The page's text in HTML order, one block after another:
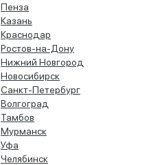
Пенза
Казань
Краснодар
Ростов-на-Дону
Нижний Новгород
Новосибирск
Санкт-Петербург
Волгоград
Тамбов
Мурманск
Уфа
Челябинск